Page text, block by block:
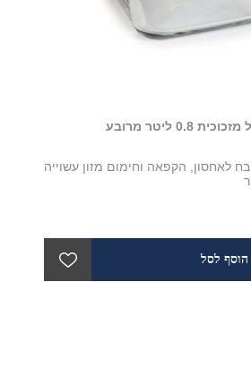
ליטר מרובע
לאחסון, הקפאה וחימום מזון עשוייה